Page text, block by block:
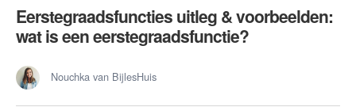
Eerstegraadsfuncties uitleg & voorbeelden:
wat is een eerstegraadsfunctie?
Nouchka van BijlesHuis